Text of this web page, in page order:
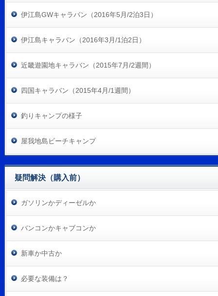
伊江島GWキャラバン（2016年5月/2泊3日）
伊江島キャラバン（2016年3月/1泊2日）
近畿遊園地キャラバン（2015年7月/2週間）
四国キャラバン（2015年4月/1週間）
釣りキャンプの様子
屋我地島ビーチキャンプ
疑問解決（購入前）
ガソリンかディーゼルか
バンコンかキャブコンか
新車か中古か
必要な装備は？